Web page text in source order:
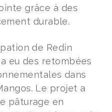
grâce à des
durable.
de Redin
eu des retombées
dans
Le projet a
pâturage en